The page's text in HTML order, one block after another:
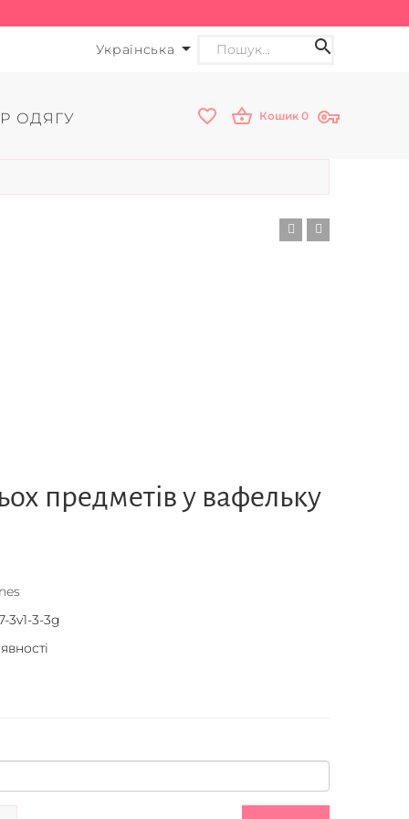
Українська
ОДЯГУ Кошик 0
предметів у вафельку
3v1-3-3g